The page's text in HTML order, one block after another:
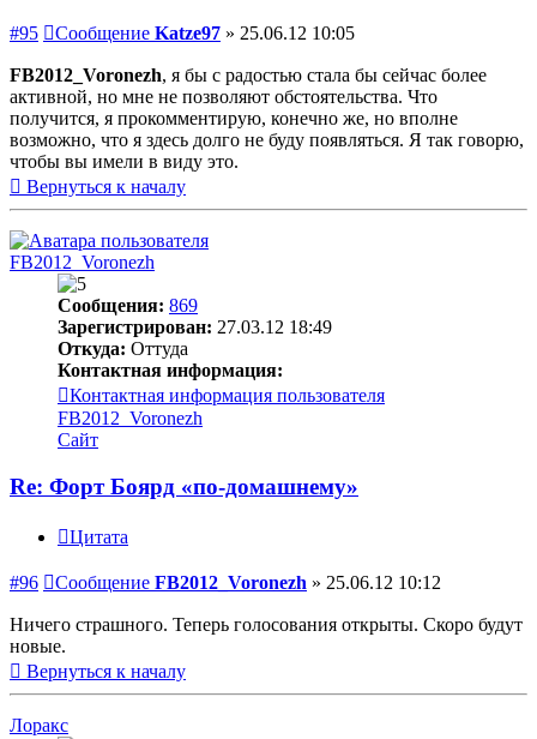
#95 Сообщение Katze97 » 25.06.12 10:05
FB2012_Voronezh, я бы с радостью стала бы сейчас более
активной, но мне не позволяют обстоятельства. Что
получится, я прокомментирую, конечно же, но вполне
возможно, что я здесь долго не буду появляться. Я так говорю,
чтобы вы имели в виду это.
Вернуться к началу
FB2012_Voronezh
Сообщения: 869
Зарегистрирован: 27.03.12 18:49
Откуда: Оттуда
Контактная информация:
Контактная информация пользователя
FB2012_Voronezh
Сайт
Re: Форт Боярд «по-домашнему»
Цитата
#96 Сообщение FB2012_Voronezh » 25.06.12 10:12
Ничего страшного. Теперь голосования открыты. Скоро будут
новые.
Вернуться к началу
Лоракс